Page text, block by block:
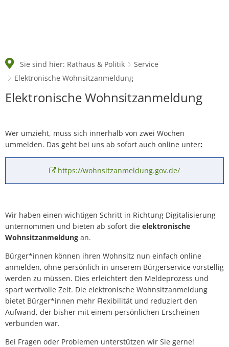
Sie sind hier: Rathaus & Politik
Service
Elektronische Wohnsitzanmeldung
Elektronische
Elektronische Wohnsitzanmeldung
Wer umzieht, muss sich innerhalb von zwei Wochen
ummelden. Das geht bei uns ab sofort auch online unter:
https://wohnsitzanmeldung.gov.de/
Wir haben einen wichtigen Schritt in Richtung Digitalisierung
unternommen und bieten ab sofort die elektronische
Wohnsitzanmeldung an.
Bürger*innen können ihren Wohnsitz nun einfach online
anmelden, ohne persönlich in unserem Bürgerservice vorstellig
werden zu müssen. Dies erleichtert den Meldeprozess und
spart wertvolle Zeit. Die elektronische Wohnsitzanmeldung
bietet Bürger*innen mehr Flexibilität und reduziert den
Aufwand, der bisher mit einem persönlichen Erscheinen
verbunden war.
Bei Fragen oder Problemen unterstützen wir Sie gerne!